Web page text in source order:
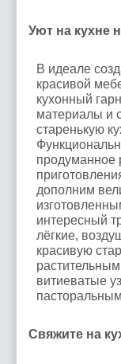
Уют на кухне
В идеале
красивой
кухонный
материалы и
старенькую
продуманное
дополним
интересный
лёгкие,
красивую
витиеватые
Свяжите на